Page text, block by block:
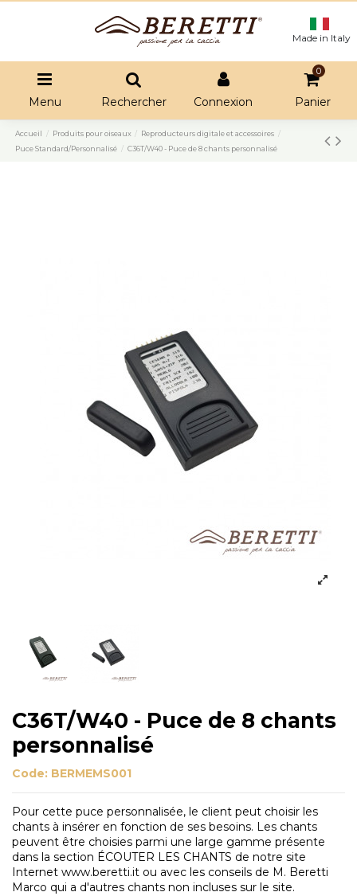
Made in Italy
Menu Rechercher Connexion
0
Panier
Accueil Produits pour oiseaux
Reproducteurs digitale et accessoires
Puce Standard/Personnalisé
C36T/W40 - Puce de 8 chants personnalisé
C36T/W40 - Puce de 8 chants
personnalisé
Code: BERMEMS001
Pour cette puce personnalisée, le client peut choisir les
chants à insérer en fonction de ses besoins. Les chants
peuvent être choisies parmi une large gamme présente
dans la section ÉCOUTER LES CHANTS de notre site
Internet www.beretti.it ou avec les conseils de M. Beretti
Marco qui a d'autres chants non incluses sur le site.